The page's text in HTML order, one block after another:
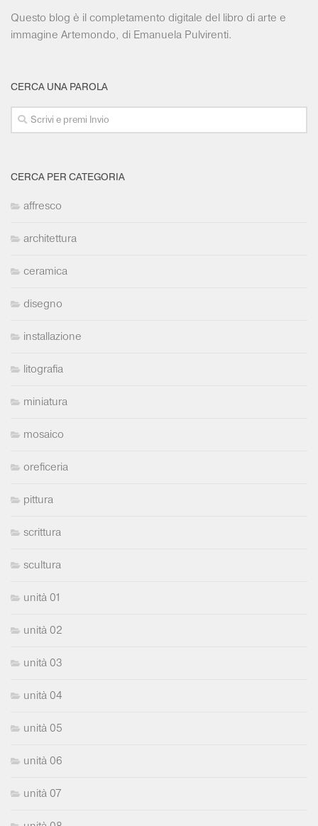
Questo blog è il completamento digitale del libro di arte e
immagine Artemondo, di Emanuela Pulvirenti.
CERCA UNA PAROLA
CERCA PER CATEGORIA
affresco
architettura
ceramica
disegno
installazione
litografia
miniatura
mosaico
oreficeria
pittura
scrittura
scultura
unità 01
unità 02
unità 03
unità 04
unità 05
unità 06
unità 07